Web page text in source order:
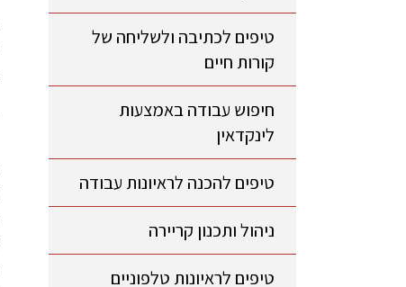
טיפים לכתיבה ולשליחה של
קורות חיים
חיפוש עבודה באמצעות
לינקדאין
טיפים להכנה לראיונות עבודה
ניהול ותכנון קריירה
טיפים לראיונות טלפוניים